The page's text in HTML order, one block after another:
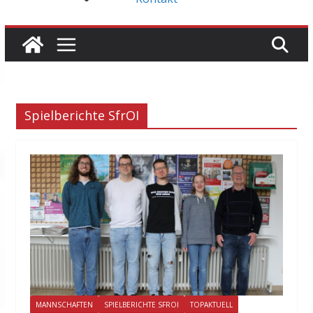
Spielberichte SfrOI
MANNSCHAFTEN SPIELBERICHTE SFROI TOPAKTUELL